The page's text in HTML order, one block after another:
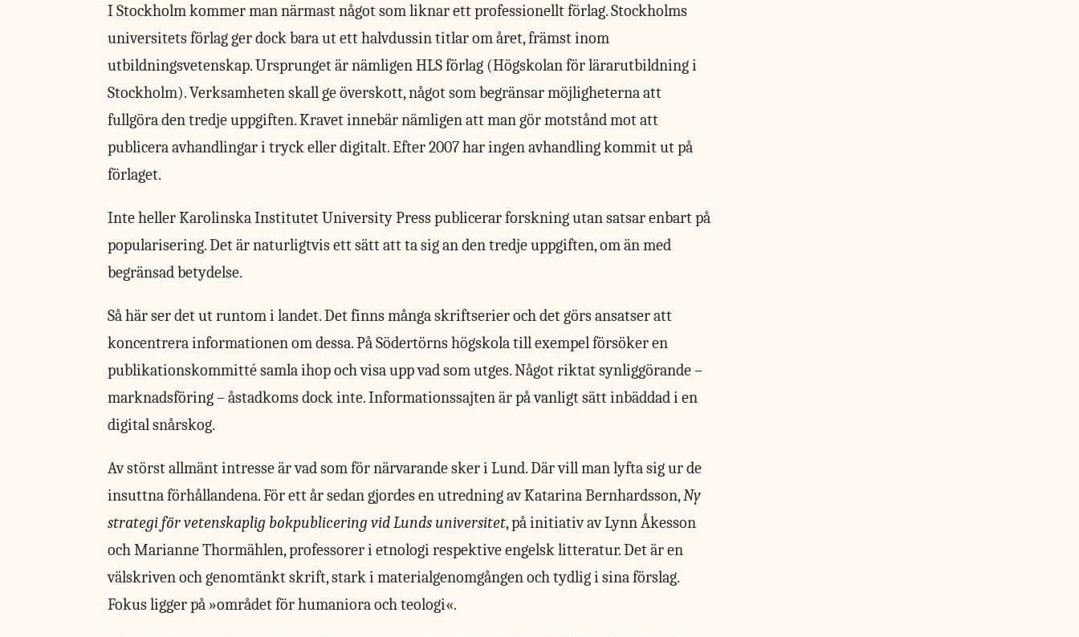
I Stockholm kommer man närmast något som liknar ett professionellt förlag. Stockholms
universitets förlag ger dock bara ut ett halvdussin titlar om året, främst inom
utbildningsvetenskap. Ursprunget är nämligen HLS förlag (Högskolan för lärarutbildning i
Stockholm). Verksamheten skall ge överskott, något som begränsar möjligheterna att
fullgöra den tredje uppgiften. Kravet innebär nämligen att man gör motstånd mot att
publicera avhandlingar i tryck eller digitalt. Efter 2007 har ingen avhandling kommit ut på
förlaget.
Inte heller Karolinska Institutet University Press publicerar forskning utan satsar enbart på
popularisering. Det är naturligtvis ett sätt att ta sig an den tredje uppgiften, om än med
begränsad betydelse.
Så här ser det ut runtom i landet. Det finns många skriftserier och det görs ansatser att
koncentrera informationen om dessa. På Södertörns högskola till exempel försöker en
publikationskommitté samla ihop och visa upp vad som utges. Något riktat synliggörande –
marknadsföring – åstadkoms dock inte. Informationssajten är på vanligt sätt inbäddad i en
digital snårskog.
Av störst allmäntintresse är vad som för närvarande sker i Lund. Där vill man lyfta sig ur de
insuttna förhållandena. För ett år sedan gjordes en utredning av Katarina Bernhardsson, Ny
strategi för vetenskaplig bokpublicering vid Lunds universitet, på initiativ av Lynn Åkesson
och Marianne Thormählen, professorer i etnologi respektive engelsk litteratur. Det är en
välskriven och genomtänkt skrift, stark i materialgenomgången och tydlig i sina förslag.
Fokus ligger på »området för humaniora och teologi«.